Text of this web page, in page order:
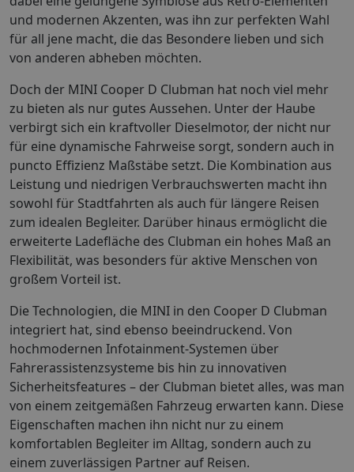
und modernen Akzenten, was ihn zur perfekten Wahl
für all jene macht, die das Besondere lieben und sich
von anderen abheben möchten.
Doch der MINI Cooper D Clubman hat noch viel mehr
zu bieten als nur gutes Aussehen. Unter der Haube
verbirgt sich ein kraftvoller Dieselmotor, der nicht nur
für eine dynamische Fahrweise sorgt, sondern auch in
puncto Effizienz Maßstäbe setzt. Die Kombination aus
Leistung und niedrigen Verbrauchswerten macht ihn
sowohl für Stadtfahrten als auch für längere Reisen
zum idealen Begleiter. Darüber hinaus ermöglicht die
erweiterte Ladefläche des Clubman ein hohes Maß an
Flexibilität, was besonders für aktive Menschen von
großem Vorteil ist.
Die Technologien, die MINI in den Cooper D Clubman
integriert hat, sind ebenso beeindruckend. Von
hochmodernen Infotainment-Systemen über
Fahrerassistenzsysteme bis hin zu innovativen
Sicherheitsfeatures – der Clubman bietet alles, was man
von einem zeitgemäßen Fahrzeug erwarten kann. Diese
Eigenschaften machen ihn nicht nur zu einem
komfortablen Begleiter im Alltag, sondern auch zu
einem zuverlässigen Partner auf Reisen.